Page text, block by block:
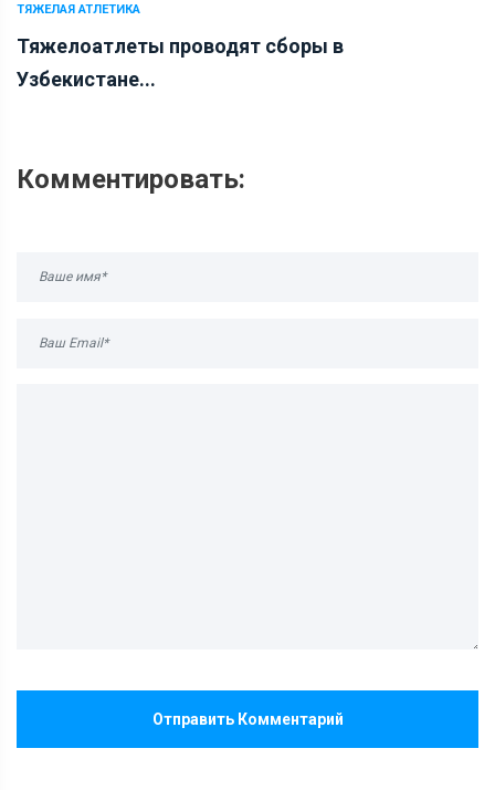
ТЯЖЕЛАЯ АТЛЕТИКА
Тяжелоатлеты проводят сборы в
Узбекистане...
Комментировать:
Отправить Комментарий